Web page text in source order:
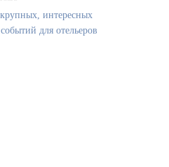
интересных
для отельеров